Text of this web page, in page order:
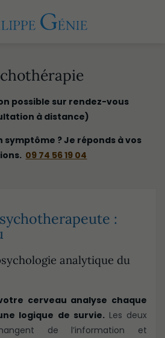
possible sur rendez-vous
à distance)
symptôme ? Je réponds à vos
09 74 56 19 04
:
analytique du
cerveau analyse chaque
logique de survie.Les deux
de l’information et